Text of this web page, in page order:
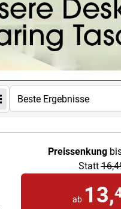
Preissenkung
Statt
ab 13,